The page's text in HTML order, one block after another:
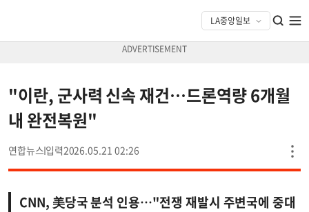
"이란, 군사력 신속 재건…드론역량 6개월
내 완전복원"
연합뉴스 2026.05.21 02:26
CNN, 美당국 분석 인용…"전쟁 재발시 주변국에 중대